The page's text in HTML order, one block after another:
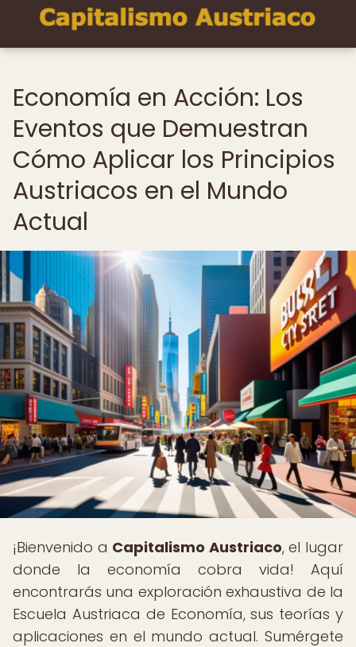
Economía en Acción: Los
Eventos que Demuestran
Cómo Aplicar los Principios
Austriacos en el Mundo
Actual
¡Bienvenido a Capitalismo Austriaco, el lugar
donde la economía cobra vida! Aquí
encontrarás una exploración exhaustiva de la
Escuela Austriaca de Economía, sus teorías y
aplicaciones en el mundo actual. Sumérgete